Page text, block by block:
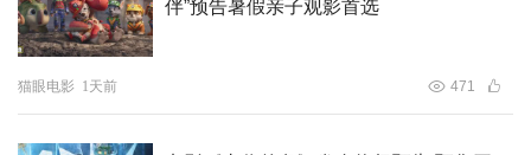
伴”预告暑假亲子观影首选
猫眼电影 1天前 471